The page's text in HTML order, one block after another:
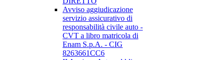
Avviso aggiudicazione
servizio assicurativo di
responsabilità civile auto -
CVT a libro matricola di
Enam S.p.A. - CIG
8263661CC6